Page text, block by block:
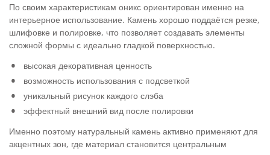
По своим характеристикам оникс ориентирован именно на
интерьерное использование. Камень хорошо поддаётся резке,
шлифовке и полировке, что позволяет создавать элементы
сложной формы с идеально гладкой поверхностью.
высокая декоративная ценность
возможность использования с подсветкой
уникальный рисунок каждого слэба
эффектный внешний вид после полировки
Именно поэтому натуральный камень активно применяют для
акцентных зон, где материал становится центральным